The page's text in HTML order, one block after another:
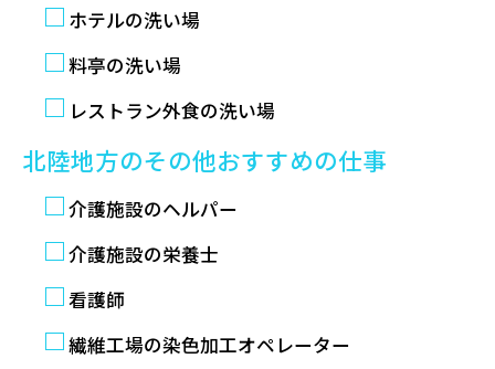
ホテルの洗い場
料亭の洗い場
レストラン外食の洗い場
北陸地方のその他おすすめの仕事
介護施設のヘルパー
介護施設の栄養士
看護師
繊維工場の染色加工オペレーター